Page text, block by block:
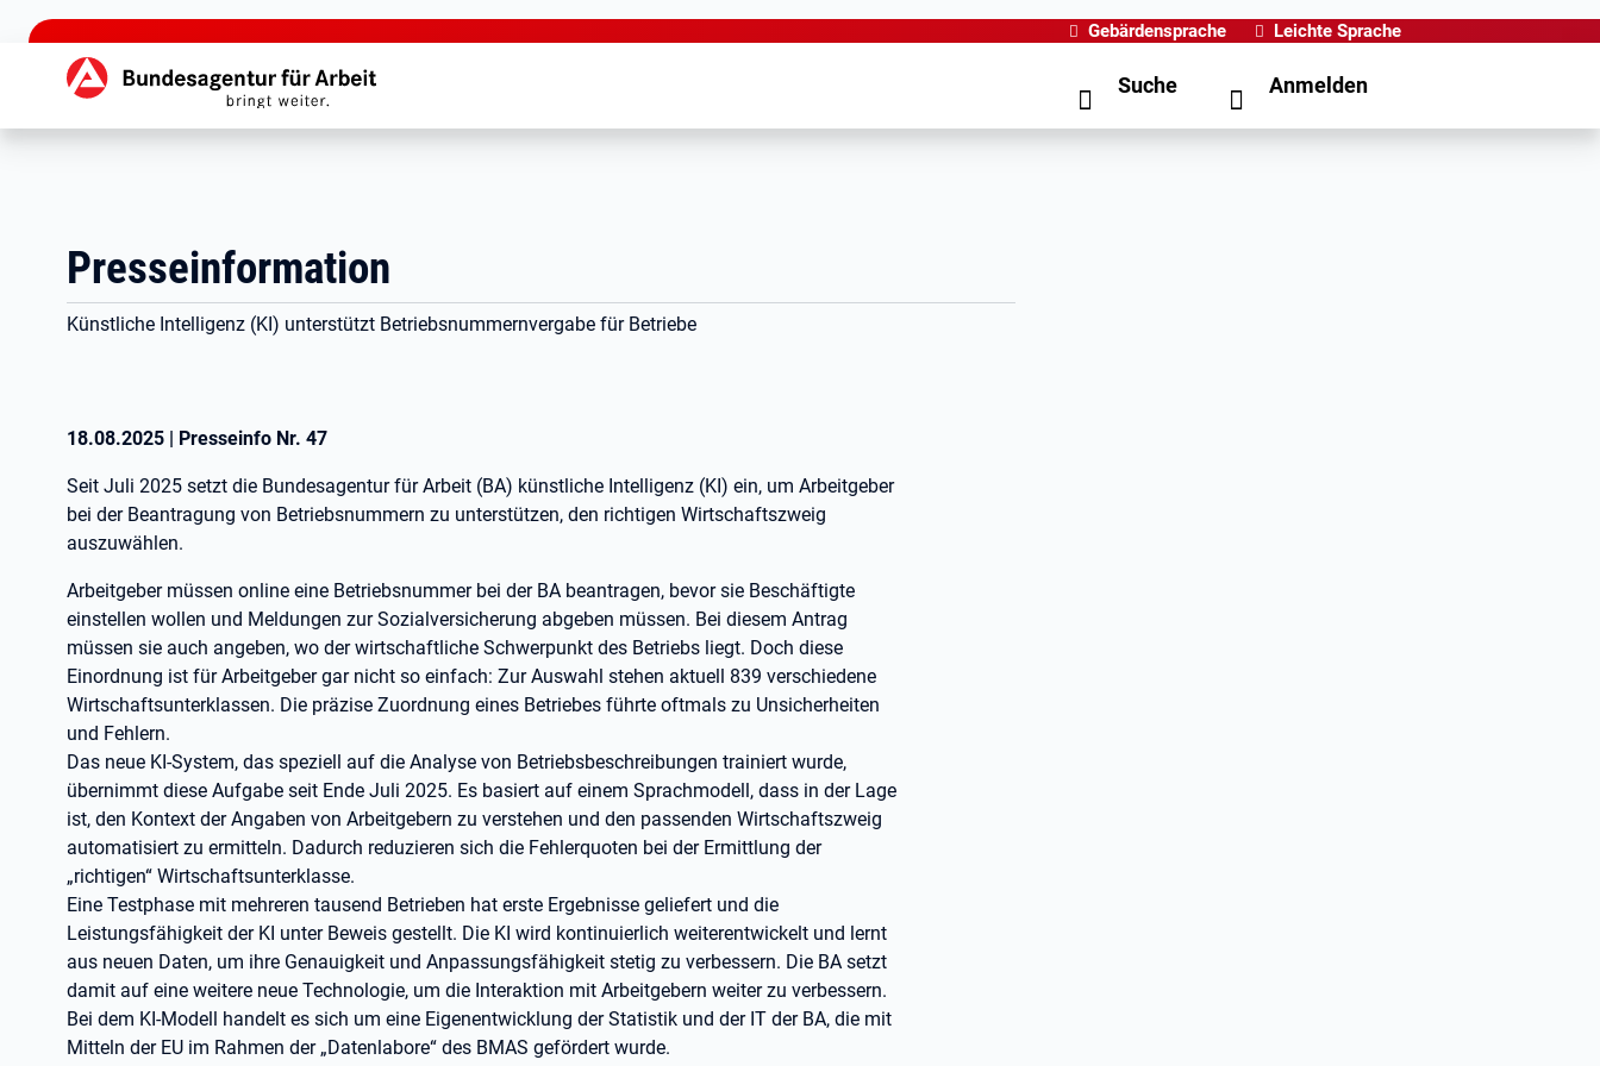
zu den Hauptinhalten springen
Gebärdensprache Leichte Sprache
Hauptnavigation Suche Anmelden
Presseinformation
Künstliche Intelligenz (KI) unterstützt Betriebsnummernvergabe für Betriebe
18.08.2025 | Presseinfo Nr. 47
Seit Juli 2025 setzt die Bundesagentur für Arbeit (BA) künstliche Intelligenz (KI) ein, um Arbeitgeber
bei der Beantragung von Betriebsnummern zu unterstützen, den richtigen Wirtschaftszweig
auszuwählen.
Arbeitgeber müssen online eine Betriebsnummer bei der BA beantragen, bevor sie Beschäftigte
einstellen wollen und Meldungen zur Sozialversicherung abgeben müssen. Bei diesem Antrag
müssen sie auch angeben, wo der wirtschaftliche Schwerpunkt des Betriebs liegt. Doch diese
Einordnung ist für Arbeitgeber gar nicht so einfach: Zur Auswahl stehen aktuell 839 verschiedene
Wirtschaftsunterklassen. Die präzise Zuordnung eines Betriebes führte oftmals zu Unsicherheiten
und Fehlern.
Das neue KI-System, das speziell auf die Analyse von Betriebsbeschreibungen trainiert wurde,
übernimmt diese Aufgabe seit Ende Juli 2025. Es basiert auf einem Sprachmodell, dass in der Lage
ist, den Kontext der Angaben von Arbeitgebern zu verstehen und den passenden Wirtschaftszweig
automatisiert zu ermitteln. Dadurch reduzieren sich die Fehlerquoten bei der Ermittlung der
„richtigen“ Wirtschaftsunterklasse.
Eine Testphase mit mehreren tausend Betrieben hat erste Ergebnisse geliefert und die
Leistungsfähigkeit der KI unter Beweis gestellt. Die KI wird kontinuierlich weiterentwickelt und lernt
aus neuen Daten, um ihre Genauigkeit und Anpassungsfähigkeit stetig zu verbessern. Die BA setzt
damit auf eine weitere neue Technologie, um die Interaktion mit Arbeitgebern weiter zu verbessern.
Bei dem KI-Modell handelt es sich um eine Eigenentwicklung der Statistik und der IT der BA, die mit
Mitteln der EU im Rahmen der „Datenlabore“ des BMAS gefördert wurde.